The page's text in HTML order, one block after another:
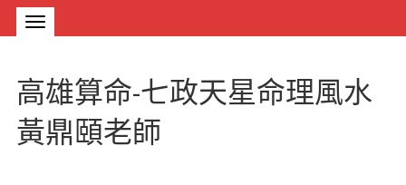
高雄算命-七政天星命理風水
黃鼎頤老師